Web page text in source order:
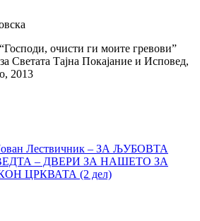
очисти ги моите гревови”
Светата Тајна Покајание и Исповед,
2013
Лествичник – ЗА ЉУБОВТА
– ДВЕРИ ЗА НАШЕТО ЗА
ЦРКВАТА (2 дел)